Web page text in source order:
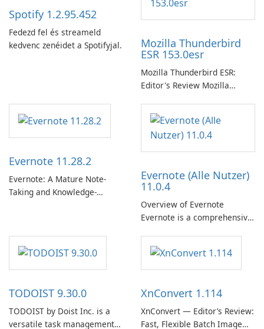
Spotify 1.2.95.452
Fedezd fel és streameld
kedvenc zenéidet a Spotifyjal.
Mozilla Thunderbird
ESR 153.0esr
Mozilla Thunderbird ESR:
Editor's Review Mozilla
Support Release) is the long-
term support channel of the
Thunderbird desktop email
client designed for
need predictable …
Evernote 11.28.2
Evernote: A Mature Note-
Taking and Knowledge-
capturing, organizing, and
retrieving notes and
reference materials across
Evernote (Alle Nutzer)
11.0.4
Overview of Evernote
Evernote is a comprehensive
software designed to help
users capture, organize, and
access information across
TODOIST 9.30.0
TODOIST by Doist Inc. is a
versatile task management
XnConvert 1.114
XnConvert — Editor’s Review:
Fast, Flexible Batch Image